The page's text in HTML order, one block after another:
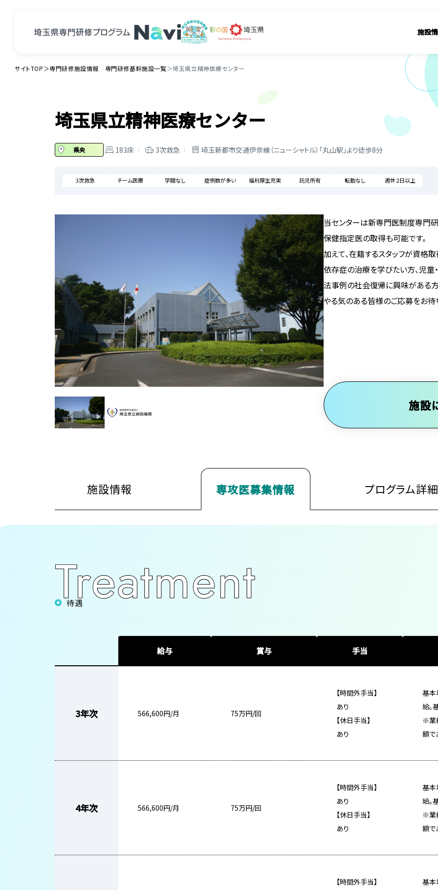
施設
サイトTOP＞専門研修施設情報 専門研修基幹施設一覧＞埼玉県立精神医療センター
埼玉県立精神医療センター
県央 183床 3次救急 埼玉新都市交通伊奈線（ニューシャトル）「丸山駅」より徒歩8分
3次救急 チーム医療 学閥なし 症例数が多い 福利厚生充実 託児所有 転勤なし 週休２日以上
当センターは新専門医制度専門
保健指定医の取得も可能です。
加えて、在籍するスタッフが資格
依存症の治療を学びたい方、児
法事例の社会復帰に興味がある
やる気のある皆様のご応募をお待
施設
施設情報 専攻医募集情報 プログラム詳
待遇
給与 賞与 手当
3年次 566,600円/月 75万円/回
【時間外手当】
あり
【休日手当】
あり
基本
給。
※業
額で
4年次 566,600円/月 75万円/回
【時間外手当】
あり
【休日手当】
あり
基本
給。
※業
額で
【時間外手当】
基本